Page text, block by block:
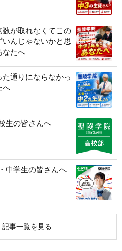
が取れなくてこの
いんじゃないかと思
なたへ
通りにならなかっ
へ
生の皆さんへ
中学生の皆さんへ
記事一覧を見る